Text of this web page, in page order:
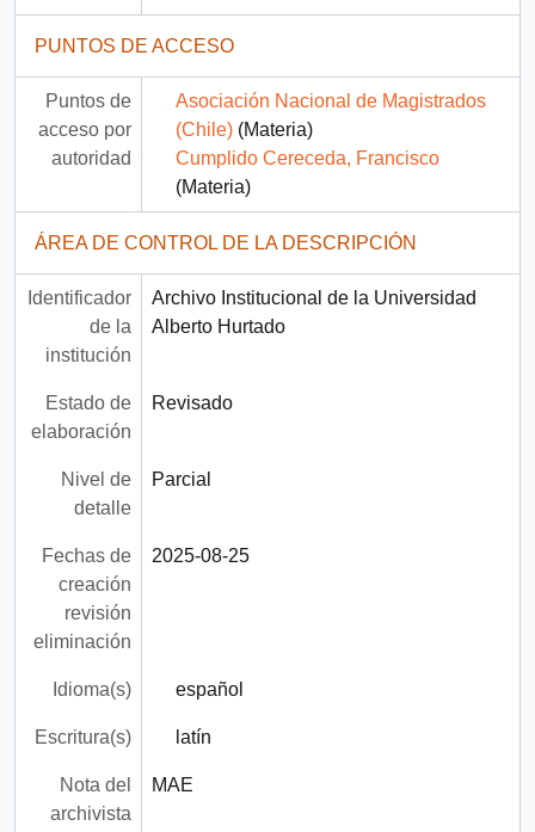
PUNTOS DE ACCESO
Puntos de
acceso por
autoridad
Asociación Nacional de Magistrados
(Chile)(Materia)
Cumplido Cereceda, Francisco
(Materia)
ÁREA DE CONTROL DE LA DESCRIPCIÓN
Identificador
de la
institución
Archivo Institucional de la Universidad
Alberto Hurtado
Estado de
elaboración
Revisado
Nivel de
detalle
Parcial
Fechas de
creación
revisión
eliminación
2025-08-25
Idioma(s) español
Escritura(s) latín
Nota del
archivista
MAE